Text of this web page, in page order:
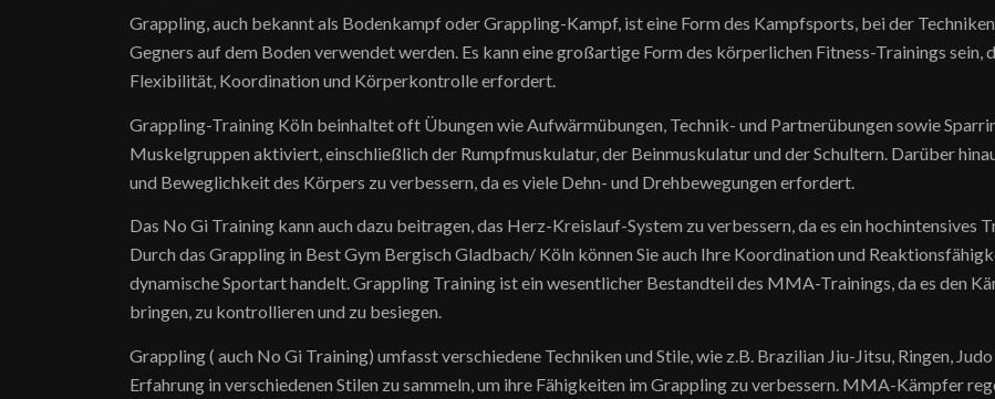
Grappling, auch bekannt als Bodenkampf oder Grappling-Kampf, ist eine Form des Kampfsports, bei der
Gegners auf dem Boden verwendet werden. Es kann eine großartige Form des körperlichen Fitness-Trainings sein,
Flexibilität, Koordination und Körperkontrolle erfordert.
Grappling-Training Köln beinhaltet oft Übungen wie Aufwärmübungen, Technik- und Partnerübungen sowie
Muskelgruppen aktiviert, einschließlich der Rumpfmuskulatur, der Beinmuskulatur und der Schultern. Darüber
und Beweglichkeit des Körpers zu verbessern, da es viele Dehn- und Drehbewegungen erfordert.
Das No Gi Training kann auch dazu beitragen, das Herz-Kreislauf-System zu verbessern, da es ein hochintensives
Durch das Grappling in Best Gym Bergisch Gladbach/ Köln können Sie auch Ihre Koordination und
dynamische Sportart handelt. Grappling Training ist ein wesentlicher Bestandteil des MMA-Trainings, da es den
bringen, zu kontrollieren und zu besiegen.
Grappling ( auch No Gi Training) umfasst verschiedene Techniken und Stile, wie z.B. Brazilian Jiu-Jitsu, Ringen,
Erfahrung in verschiedenen Stilen zu sammeln, um ihre Fähigkeiten im Grappling zu verbessern. MMA-Kämpfer